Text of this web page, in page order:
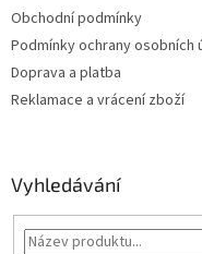
Obchodní podmínky
Podmínky ochrany osobních
Doprava a platba
Reklamace a vrácení zboží
Vyhledávání